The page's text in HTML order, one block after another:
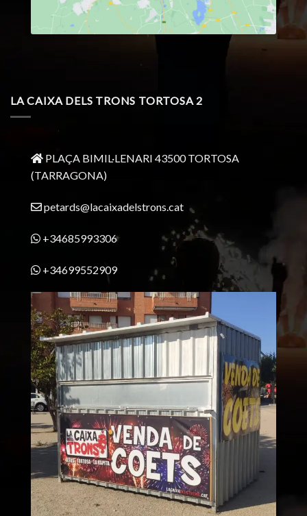
LA CAIXA DELS TRONS TORTOSA 2
PLAÇA BIMIL·LENARI 43500 TORTOSA
(TARRAGONA)
petards@lacaixadelstrons.cat
+34685993306
+34699552909